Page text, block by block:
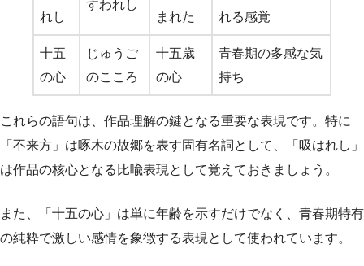
れし
すわれし
まれた
れる感覚
十五
の心
じゅうご
のこころ
十五歳
の心
青春期の多感な気
持ち
これらの語句は、作品理解の鍵となる重要な表現です。特に
「不来方」は啄木の故郷を表す固有名詞として、「吸はれし」
は作品の核心となる比喩表現として覚えておきましょう。
また、「十五の心」は単に年齢を示すだけでなく、青春期特有
の純粋で激しい感情を象徴する表現として使われています。